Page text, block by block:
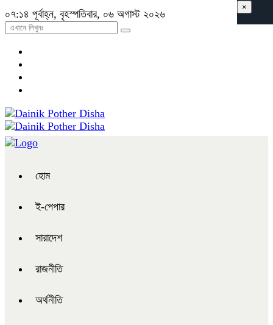
০৭:১৪ পূর্বাহ্ন, বৃহস্পতিবার, ০৬ অগাস্ট ২০২৬
হোম
ই-পেপার
সারাদেশ
রাজনীতি
অর্থনীতি
×